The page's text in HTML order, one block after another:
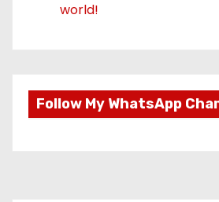
world!
Follow My WhatsApp